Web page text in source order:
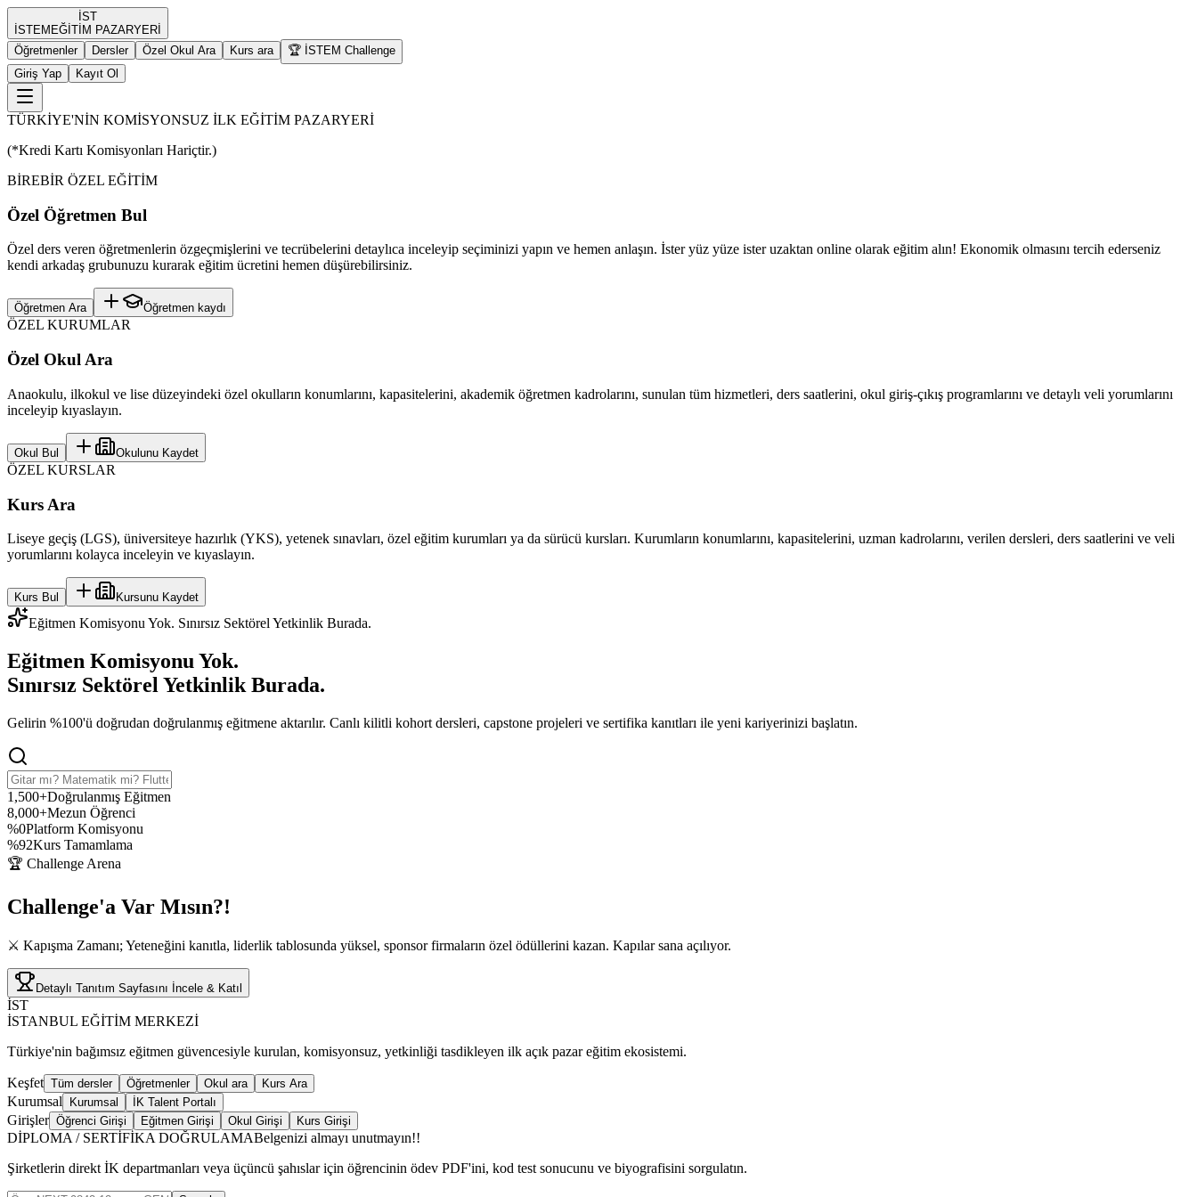
İST
İSTEM EĞİTİM PAZARYERİ
Öğretmenler
Dersler Özel Okul Ara Kurs ara
🏆 İSTEM Challenge
Giriş Yap
Kayıt Ol
TÜRKİYE'NİN KOMİSYONSUZ İLK EĞİTİM PAZARYERİ
(*Kredi Kartı Komisyonları Hariçtir.)
BİREBİR ÖZEL EĞİTİM
Özel Öğretmen Bul
Özel ders veren öğretmenlerin özgeçmişlerini ve tecrübelerini detaylıca inceleyip seçiminizi yapın ve hemen anlaşın. İster yüz yüze ister uzaktan online olarak eğitim alın! Ekonomik olmasını tercih ederseniz
kendi arkadaş grubunuzu kurarak eğitim ücretini hemen düşürebilirsiniz.
Öğretmen Ara Öğretmen kaydı
ÖZEL KURUMLAR
Özel Okul Ara
Anaokulu, ilkokul ve lise düzeyindeki özel okulların konumlarını, kapasitelerini, akademik öğretmen kadrolarını, sunulan tüm hizmetleri, ders saatlerini, okul giriş-çıkış programlarını ve detaylı veli yorumlarını
inceleyip kıyaslayın.
Okul Bul Okulunu Kaydet
ÖZEL KURSLAR
Kurs Ara
Liseye geçiş (LGS), üniversiteye hazırlık (YKS), yetenek sınavları, özel eğitim kurumları ya da sürücü kursları. Kurumların konumlarını, kapasitelerini, uzman kadrolarını, verilen dersleri, ders saatlerini ve veli
yorumlarını kolayca inceleyin ve kıyaslayın.
Kurs Bul Kursunu Kaydet
Eğitmen Komisyonu Yok. Sınırsız Sektörel Yetkinlik Burada.
Eğitmen Komisyonu Yok.
Sınırsız Sektörel YetkinlikBurada.
Gelirin %100'ü doğrudan doğrulanmış eğitmene aktarılır. Canlı kilitli kohort dersleri, capstone projeleri ve sertifika kanıtları ile yeni kariyerinizi başlatın.
1,500+Doğrulanmış Eğitmen
8,000+Mezun Öğrenci
%0Platform Komisyonu
%92Kurs Tamamlama
🏆 Challenge Arena
Challenge'a Var Mısın?!
⚔️ Kapışma Zamanı; Yeteneğini kanıtla, liderlik tablosunda yüksel, sponsor firmaların özel ödüllerini kazan. Kapılar sana açılıyor.
Detaylı Tanıtım Sayfasını İncele & Katıl
İST
İSTANBUL EĞİTİM MERKEZİ
Türkiye'nin bağımsız eğitmen güvencesiyle kurulan, komisyonsuz, yetkinliği tasdikleyen ilk açık pazar eğitim ekosistemi.
Keşfet Tüm dersler Öğretmenler Okul ara Kurs Ara
Kurumsal Kurumsal İK Talent Portalı
Girişler Öğrenci Girişi Eğitmen Girişi Okul Girişi Kurs Girişi
DİPLOMA / SERTİFİKA DOĞRULAMABelgenizi almayı unutmayın!!
Şirketlerin direkt İK departmanları veya üçüncü şahıslar için öğrencinin ödev PDF'ini, kod test sonucunu ve biyografisini sorgulatın.